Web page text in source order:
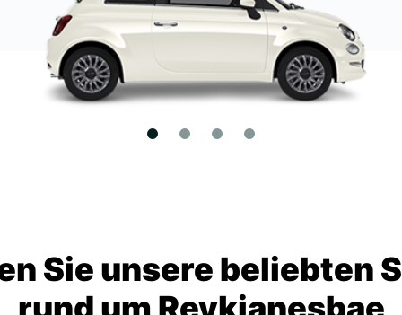
Sie unsere beliebten